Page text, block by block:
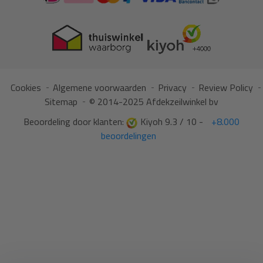
Cookies Algemene voorwaarden Privacy
Review Policy
Sitemap
© 2014-2025 Afdekzeilwinkel bv
Beoordeling door klanten:
Kiyoh 9.3 / 10 -
+8.000
beoordelingen